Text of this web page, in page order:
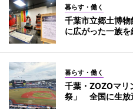
暮らす・働く
千葉市立郷土博
に広がった一族を
暮らす・働く
千葉・ZOZOマリ
祭」 全国に生放